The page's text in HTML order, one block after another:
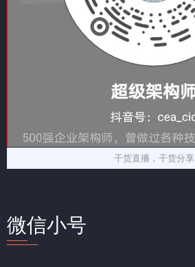
干货直播，干货分享
微信小号